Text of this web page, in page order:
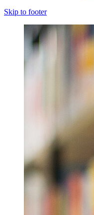
Skip to footer